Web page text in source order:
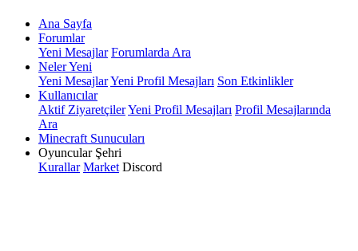
Ana Sayfa
Forumlar
Yeni Mesajlar Forumlarda Ara
Neler Yeni
Yeni MesajlarYeni Profil Mesajları Son Etkinlikler
Kullanıcılar
Aktif ZiyaretçilerYeni Profil Mesajları Profil Mesajlarında
Ara
Minecraft Sunucuları
Oyuncular Şehri
Kurallar Market Discord